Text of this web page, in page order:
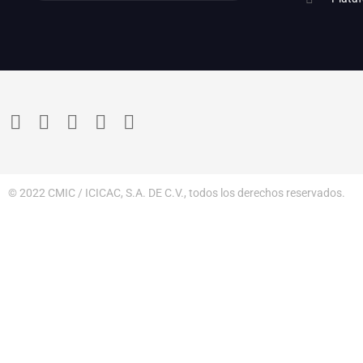
© 2022 CMIC / ICICAC, S.A. DE C.V., todos los derechos reservados.